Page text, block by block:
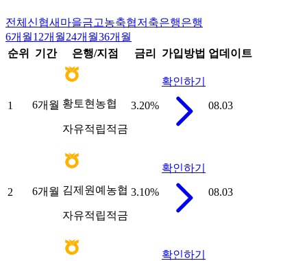
전체 신협새마을금고농축협저축은행은행
6개월12개월24개월36개월
순위
기간 은행/지점 금리 가입방법 업데이트
1 6개월 황토현농협
자유적립적금
3.20%
확인하기
08.03
2 6개월 김제원예농협
자유적립적금
3.10%
확인하기
08.03
확인하기